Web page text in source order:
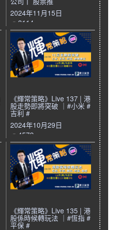
2024年11月15日
3114
《輝常策略》Live 137 | 港
股走勢即將突破 ｜#小米 #
吉利 #
2024年10月29日
4572
《輝常策略》Live 135 | 港
股係時候轉玩法 ｜#恆指 #
平保 #